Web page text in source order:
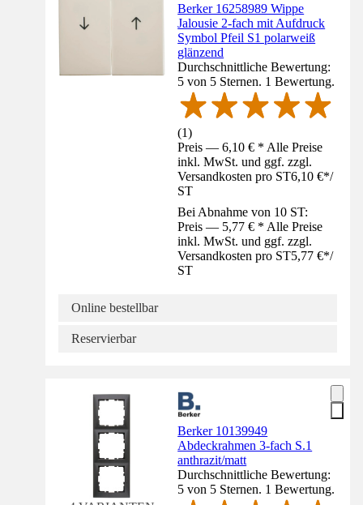
Berker 16258989 Wippe
Jalousie 2-fach mit Aufdruck
Symbol Pfeil S1 polarweiß
glänzend
Durchschnittliche Bewertung:
5 von 5 Sternen. 1 Bewertung.
(1)
Preis — 6,10 € * Alle Preise
inkl. MwSt. und ggf. zzgl.
Versandkosten pro ST6,10 €*/
ST
Bei Abnahme von 10 ST:
Preis — 5,77 € * Alle Preise
inkl. MwSt. und ggf. zzgl.
Versandkosten pro ST5,77 €*/
ST
Online bestellbar
Reservierbar
Berker 10139949
Abdeckrahmen 3-fach S.1
anthrazit/matt
Durchschnittliche Bewertung:
5 von 5 Sternen. 1 Bewertung.